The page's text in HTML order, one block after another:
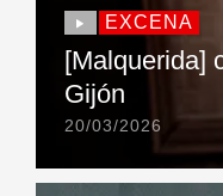
EXCENA
[Malquerida]
Gijón
20/03/2026